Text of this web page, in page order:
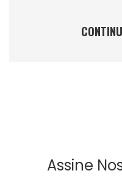
Assine